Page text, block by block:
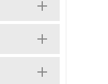
2
3
4